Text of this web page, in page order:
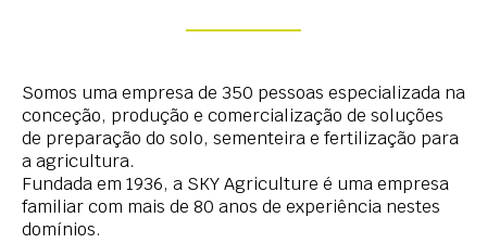
Somos uma empresa de 350 pessoas especializada na
conceção, produção e comercialização de soluções
de preparação do solo, sementeira e fertilização para
a agricultura.
Fundada em 1936, a SKY Agriculture é uma empresa
familiar com mais de 80 anos de experiência nestes
domínios.